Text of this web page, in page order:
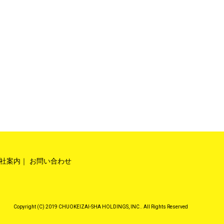
案内 お問い合わせ
Copyright (C) 2019 CHUOKEIZAI-SHA HOLDINGS, INC.. All Rights Reserved